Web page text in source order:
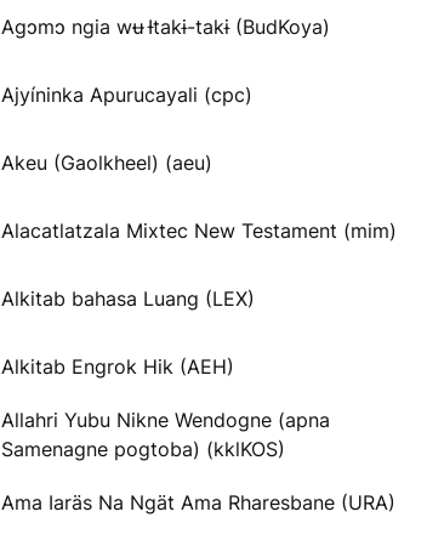
Agɔmɔ ngia wʉ Ɨtakɨ-takɨ (BudKoya)
Ajyíninka Apurucayali (cpc)
Akeu (Gaolkheel) (aeu)
Alacatlatzala Mixtec New Testament (mim)
Alkitab bahasa Luang (LEX)
Alkitab Engrok Hik (AEH)
Allahri Yubu Nikne Wendogne (apna
Samenagne pogtoba) (kklKOS)
Ama Iaräs Na Ngät Ama Rharesbane (URA)